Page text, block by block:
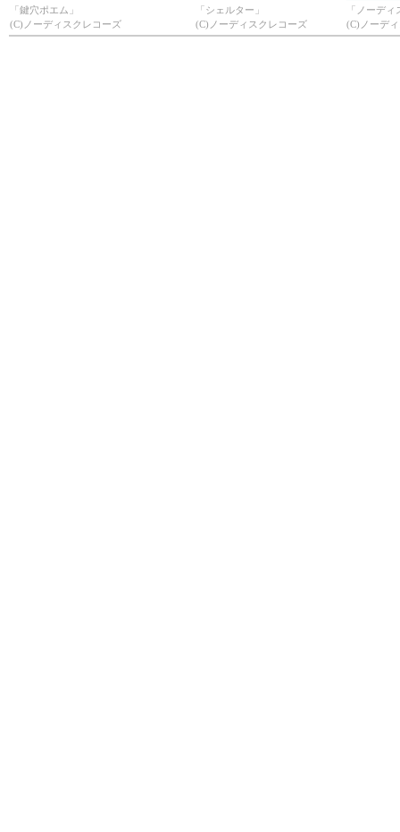
「鍵穴ポエム」
(C)ノーディスクレコーズ
「シェルター」
(C)ノーディスクレコーズ
「ノーデ
(C)ノーデ